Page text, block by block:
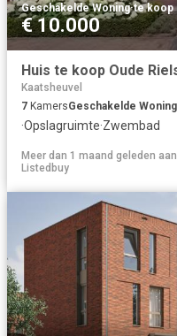
Geschakelde Woning·te koop
€ 10.000
Kaatsheuvel
7 KamersGeschakelde Woning
·Opslagruimte·Zwembad
Meer dan 1 maand geleden
Listedbuy